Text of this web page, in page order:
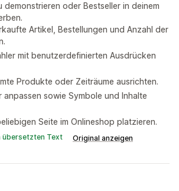
demonstrieren oder Bestseller in deinem
Artikel, Bestellungen und Anzahl der
mit benutzerdefinierten Ausdrücken
Produkte oder Zeiträume ausrichten.
anpassen sowie Symbole und Inhalte
Seite im Onlineshop platzieren.
übersetzten Text Original anzeigen